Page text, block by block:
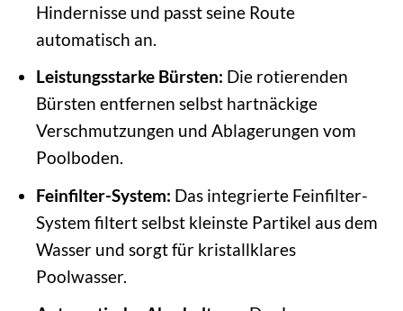
Hindernisse und passt seine Route
automatisch an.
Leistungsstarke Bürsten: Die rotierenden
Bürsten entfernen selbst hartnäckige
Verschmutzungen und Ablagerungen vom
Poolboden.
Feinfilter-System: Das integrierte Feinfilter-
System filtert selbst kleinste Partikel aus dem
Wasser und sorgt für kristallklares
Poolwasser.